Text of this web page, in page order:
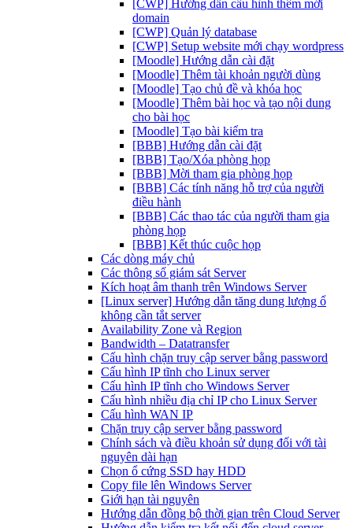
[CWP] Hướng dẫn cấu hình thêm mới
domain
[CWP] Quản lý database
[CWP] Setup website mới chạy wordpress
[Moodle] Hướng dẫn cài đặt
[Moodle] Thêm tài khoản người dùng
[Moodle] Tạo chủ đề và khóa học
[Moodle] Thêm bài học và tạo nội dung
cho bài học
[Moodle] Tạo bài kiểm tra
[BBB] Hướng dẫn cài đặt
[BBB] Tạo/Xóa phòng họp
[BBB] Mời tham gia phòng họp
[BBB] Các tính năng hỗ trợ của người
điều hành
[BBB] Các thao tác của người tham gia
phòng họp
[BBB] Kết thúc cuộc họp
Các dòng máy chủ
Các thông số giám sát Server
Kích hoạt âm thanh trên Windows Server
[Linux server] Hướng dẫn tăng dung lượng ổ
không cần tắt server
Availability Zone và Region
Bandwidth – Datatransfer
Cấu hình chặn truy cập server bằng password
Cấu hình IP tĩnh cho Linux server
Cấu hình IP tĩnh cho Windows Server
Cấu hình nhiều địa chỉ IP cho Linux Server
Cấu hình WAN IP
Chặn truy cập server bằng password
Chính sách và điều khoản sử dụng đối với tài
nguyên dài hạn
Chọn ổ cứng SSD hay HDD
Copy file lên Windows Server
Giới hạn tài nguyên
Hướng dẫn đồng bộ thời gian trên Cloud Server